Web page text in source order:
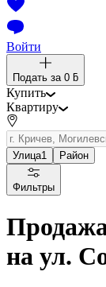
Войти
Подать за 0 ƃ
Купить
Квартиру
Улица1 Район
Фильтры
на ул.